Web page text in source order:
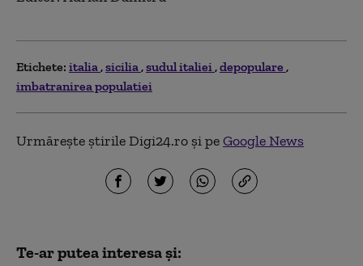
Etichete: italia sicilia sudul italiei depopulare
imbatranirea populatiei
Urmărește știrile Digi24.ro și peGoogle News
Te-ar putea interesa și: